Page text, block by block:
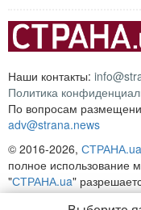
Наши контакты:
Политика
По вопросам
adv@strana.news
© 2016-2026, СТРАНА.ua
полное использование
"СТРАНА.ua"
для поисковых систем